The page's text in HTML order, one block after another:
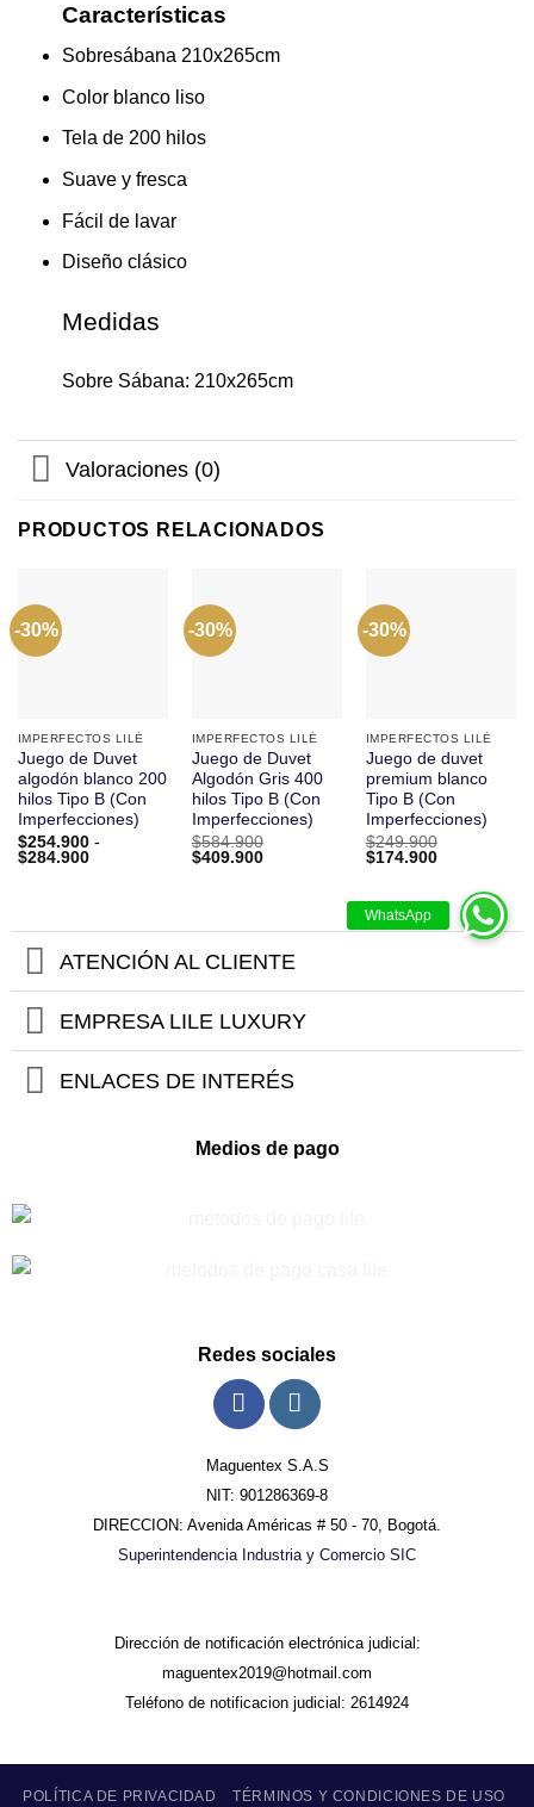
Características
Sobresábana 210x265cm
Color blanco liso
Tela de 200 hilos
Suave y fresca
Fácil de lavar
Diseño clásico
Medidas
Sobre Sábana: 210x265cm
Valoraciones (0)
PRODUCTOS RELACIONADOS
-30%
IMPERFECTOS LILÉ
Juego de Duvet
algodón blanco 200
hilos Tipo B (Con
Imperfecciones)
$254.900 -
$284.900Rango
hasta
$284.900
-30%
IMPERFECTOS LILÉ
Juego de Duvet
Algodón Gris 400
hilos Tipo B (Con
Imperfecciones)
$584.900
El
$409.900El
-30%
IMPERFECTOS LILÉ
Juego de duvet
premium blanco
Tipo B (Con
Imperfecciones)
$249.900
El
era:
$249.900.
$174.900El
es:
$174.900.
ATENCIÓN AL CLIENTE
EMPRESA LILE LUXURY
ENLACES DE INTERÉS
Medios de pago
Redes sociales
Maguentex S.A.S
NIT: 901286369-8
DIRECCION: Avenida Américas # 50 - 70, Bogotá.
Superintendencia Industria y Comercio SIC
Dirección de notificación electrónica judicial:
maguentex2019@hotmail.com
Teléfono de notificacion judicial: 2614924
POLÍTICA DE PRIVACIDAD
TÉRMINOS Y CONDICIONES DE USO